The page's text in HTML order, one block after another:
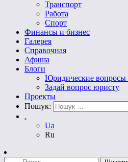
Транспорт
Работа
Спорт
Финансы и бизнес
Галерея
Справочная
Афиша
Блоги
Юридические
Задай вопрос юристу
Проекты
Пошук:
.
Ua
Ru